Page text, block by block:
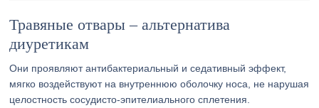
Травяные отвары – альтернатива
диуретикам
Они проявляют антибактериальный и седативный эффект,
мягко воздействуют на внутреннюю оболочку носа, не нарушая
целостность сосудисто-эпителиального сплетения.